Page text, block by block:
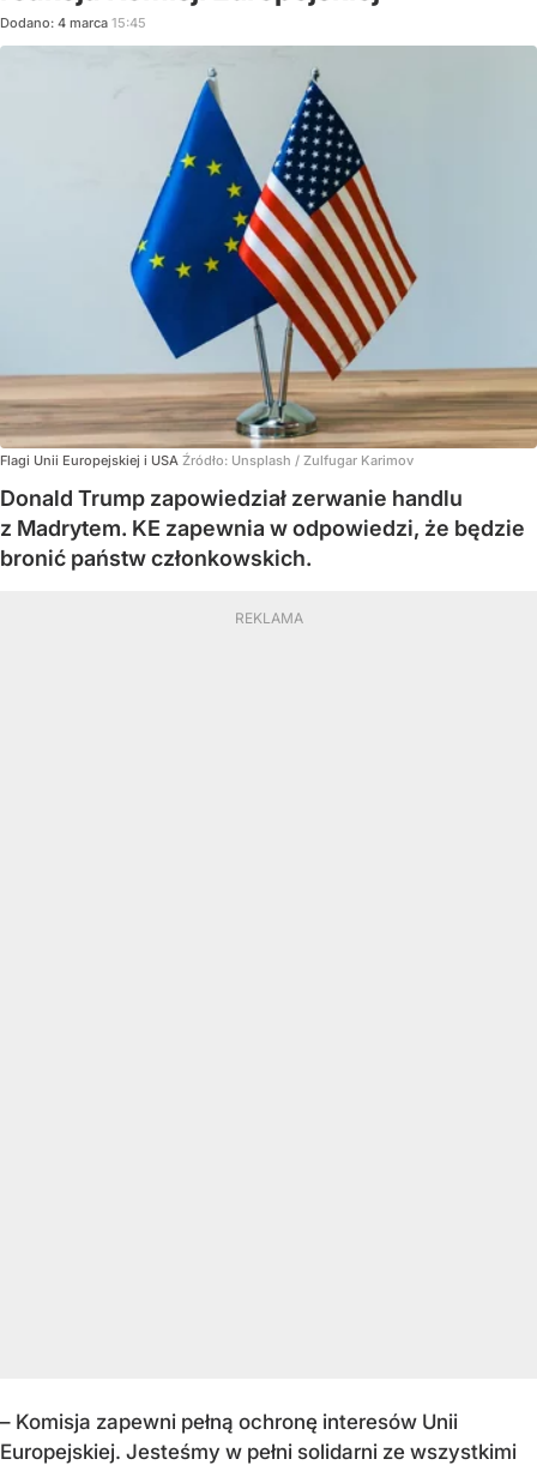
Dodano: 4 marca 15:45
Flagi Unii Europejskiej i USA Źródło: Unsplash / Zulfugar Karimov
Donald Trump zapowiedział zerwanie handlu
z Madrytem. KE zapewnia w odpowiedzi, że będzie
bronić państw członkowskich.
– Komisja zapewni pełną ochronę interesów Unii
Europejskiej. Jesteśmy w pełni solidarni ze wszystkimi